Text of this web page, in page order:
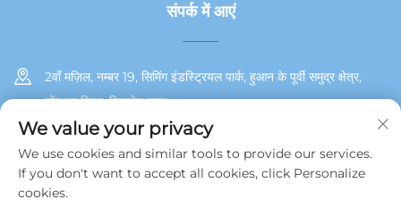
संपर्क में आएं
2वाँ मज़िल, नम्बर 19, सिमिंग इंडस्ट्रियल पार्क, हुआन के पूर्वी समुद्र क्षेत्र,
टोंगअन जिला, शियामेन शहर
+86 13215929911
[email protected]
We value your privacy
We use cookies and similar tools to provide our services.
If you don't want to accept all cookies, click Personalize
cookies.